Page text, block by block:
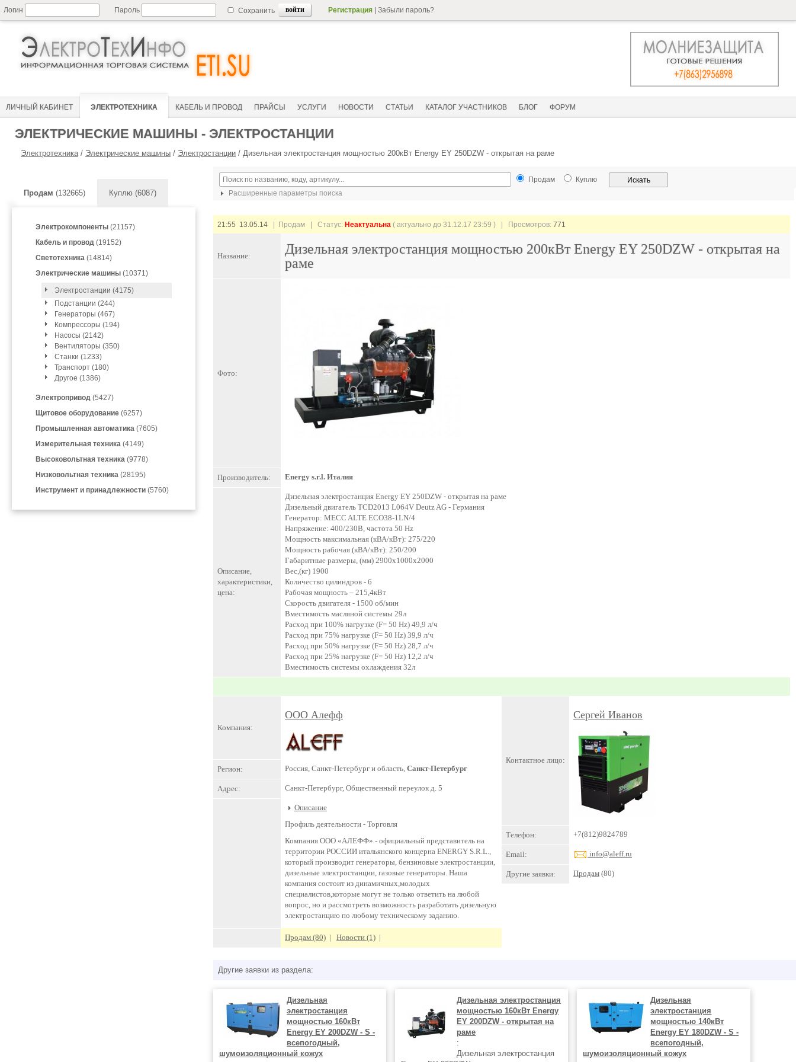
Логин Пароль Сохранить Регистрация Забыли пароль?
ЛИЧНЫЙ КАБИНЕТ ЭЛЕКТРОТЕХНИКА КАБЕЛЬ И ПРОВОД ПРАЙСЫ УСЛУГИ НОВОСТИ СТАТЬИ КАТАЛОГ УЧАСТНИКОВ БЛОГ ФОРУМ
ЭЛЕКТРИЧЕСКИЕ МАШИНЫ - ЭЛЕКТРОСТАНЦИИ
Электротехника/ Электрические машины / Электростанции / Дизельная электростанция мощностью 200кВт Energy EY 250DZW - открытая на раме
Продам (132665) Куплю (6087)
Электрокомпоненты (21157)
Кабель и провод (19152)
Светотехника (14814)
Электрические машины (10371)
Электростанции (4175)
Подстанции (244)
Генераторы (467)
Компрессоры (194)
Насосы (2142)
Вентиляторы (350)
Станки (1233)
Транспорт (180)
Другое (1386)
Электропривод (5427)
Щитовое оборудование (6257)
Промышленная автоматика (7605)
Измерительная техника (4149)
Высоковольтная техника (9778)
Низковольтная техника (28195)
Инструмент и принадлежности (5760)
Продам
Куплю
Расширенные параметры поиска
21:55 13.05.14 | Продам | Статус: Неактуальна ( актуально до 31.12.17 23:59 ) | Просмотров: 771
Название:
Дизельная электростанция мощностью 200кВт Energy EY 250DZW - открытая на
раме
Фото:
Производитель: Energy s.r.l. Италия
Описание,
характеристики,
цена:
Дизельная электростанция Energy EY 250DZW - открытая на раме
Дизельный двигатель TCD2013 L064V Deutz AG - Германия
Генератор: MECC ALTE ECO38-1LN/4
Напряжение: 400/230В, частота 50 Hz
Мощность максимальная (кВА/кВт): 275/220
Мощность рабочая (кВА/кВт): 250/200
Габаритные размеры, (мм) 2900x1000x2000
Вес,(кг) 1900
Количество цилиндров - 6
Рабочая мощность – 215,4кВт
Скорость двигателя - 1500 об/мин
Вместимость масляной системы 29л
Расход при 100% нагрузке (F= 50 Hz) 49,9 л/ч
Расход при 75% нагрузке (F= 50 Hz) 39,9 л/ч
Расход при 50% нагрузке (F= 50 Hz) 28,7 л/ч
Расход при 25% нагрузке (F= 50 Hz) 12,2 л/ч
Вместимость системы охлаждения 32л
Компания:
ООО Алефф
Регион: Россия, Санкт-Петербург и область, Санкт-Петербург
Адрес: Санкт-Петербург, Общественный переулок д. 5
Описание
Профиль деятельности - Торговля
Компания ООО «АЛЕФФ» - официальный представитель на
территории РОССИИ итальянского концерна ENERGY S.R.L.,
который производит генераторы, бензиновые электростанции,
дизельные электростанции, газовые генераторы. Наша
компания состоит из динамичных,молодых
специалистов,которые могут не только ответить на любой
вопрос, но и рассмотреть возможность разработать дизельную
электростанцию по любому техническому заданию.
Продам (80) | Новости (1) |
Контактное лицо:
Сергей Иванов
Телефон: +7(812)9824789
Email: info@aleff.ru
Другие заявки: Продам (80)
Другие заявки из раздела:
Дизельная
электростанция
мощностью 160кВт
Energy EY 200DZW - S -
всепогодный,
шумоизоляционный кожух
Дизельная электростанция
мощностью 160кВт Energy
EY 200DZW - открытая на
раме
:
Дизельная электростанция
Дизельная
электростанция
мощностью 140кВт
Energy EY 180DZW - S -
всепогодный,
шумоизоляционный кожух